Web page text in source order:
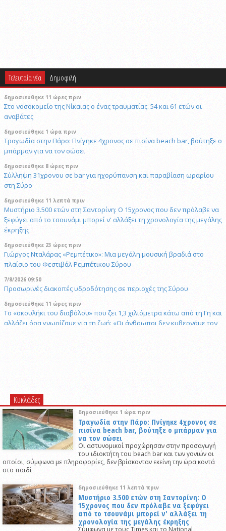
Τελευταία νέα Δημοφιλή
δημοσιεύθηκε 11 ώρες πριν
Στο νοσοκομείο της Νίκαιας ο ένας τραυματίας. 54 και 61 ετών οι
αναβάτες
δημοσιεύθηκε 1 ώρα πριν
Τραγωδία στην Πάρο: Πνίγηκε 4χρονος σε πισίνα beach bar, βούτηξε ο
μπάρμαν για να τον σώσει
δημοσιεύθηκε 8 ώρες πριν
Σύλληψη 31χρονου σε bar για ηχορύπανση και παραβίαση ωραρίου
στη Σύρο
δημοσιεύθηκε 11 λεπτά πριν
Μυστήριο 3.500 ετών στη Σαντορίνη: Ο 15χρονος που δεν πρόλαβε να
ξεφύγει από το τσουνάμι μπορεί ν' αλλάξει τη χρονολογία της μεγάλης
έκρηξης
δημοσιεύθηκε 23 ώρες πριν
Γιώργος Νταλάρας «Ρεμπέτικο»: Μια μεγάλη μουσική βραδιά στο
πλαίσιο του Φεστιβάλ Ρεμπέτικου Σύρου
7/8/2026 09:50
Προσωρινές διακοπές υδροδότησης σε περιοχές της Σύρου
δημοσιεύθηκε 11 ώρες πριν
Το «σκουλήκι του διαβόλου» που ζει 1,3 χιλιόμετρα κάτω από τη Γη και
αλλάζει όσα γνωρίζαμε για τη ζωή: «Οι άνθρωποι δεν κυβερνάμε τον
Καλλιτέχνες από τη Σύρο, την Ελβετία και την Ιαπωνία συναντιούνται
στην Άνω Σύρο
29/4/2026 18:53
CNN: Ο κορυφαίος στρατηγός του Τραμπ αναζητά διέξοδο από τον
πόλεμο με το Ιράν
Κυκλάδες
δημοσιεύθηκε 1 ώρα πριν
Τραγωδία στην Πάρο: Πνίγηκε 4χρονος σε
πισίνα beach bar, βούτηξε ο μπάρμαν για
να τον σώσει
Οι αστυνομικοί προχώρησαν στην προσαγωγή
του ιδιοκτήτη του beach bar και των γονιών οι
οποίοι, σύμφωνα με πληροφορίες, δεν βρίσκονταν εκείνη την ώρα κοντά
στο παιδί
δημοσιεύθηκε 11 λεπτά πριν
Μυστήριο 3.500 ετών στη Σαντορίνη: Ο
15χρονος που δεν πρόλαβε να ξεφύγει
από το τσουνάμι μπορεί ν' αλλάξει τη
χρονολογία της μεγάλης έκρηξης
Σύμφωνα με τους Times και το National